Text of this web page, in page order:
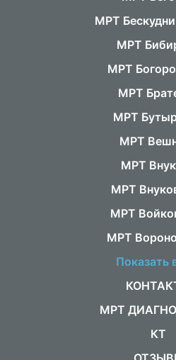
МРТ
МРТ
МРТ
МРТ
МРТ
МРТ
МРТ
МРТ
МРТ
МРТ
Показать
МРТ
КТ